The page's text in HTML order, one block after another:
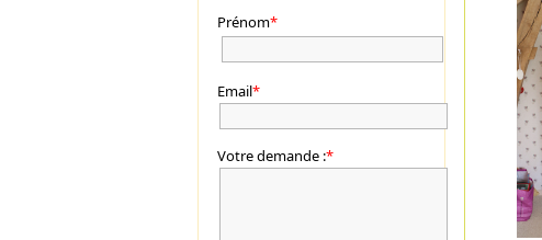
Prénom*
Email*
Votre demande :*